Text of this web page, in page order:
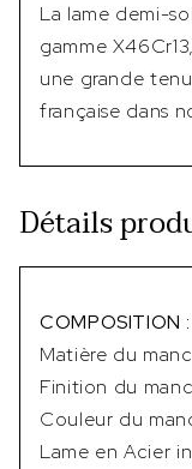
La lame demi-
gamme
une grande
française dans
Détails
COMPOSITION :
Matière du
Finition du
Couleur du
Lame en Acier